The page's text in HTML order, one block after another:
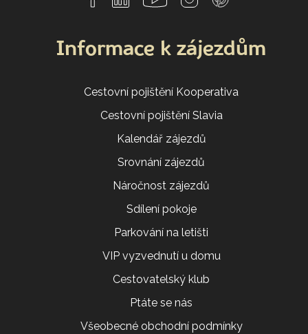
Informace k zájezdům
Cestovní pojištění Kooperativa
Cestovní pojištění Slavia
Kalendář zájezdů
Srovnání zájezdů
Náročnost zájezdů
Sdílení pokoje
Parkování na letišti
VIP vyzvednutí u domu
Cestovatelský klub
Ptáte se nás
Všeobecné obchodní podmínky